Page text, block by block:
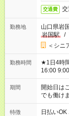
交通費
勤務地
山口県岩
岩国駅
/
＜シニ
勤務時間
★1日4時間～の時短
16:00 9:00
場合、他
ん ※法令
となりま
短時間・
期間
開始日は
でも働け
特徴 日払いOK